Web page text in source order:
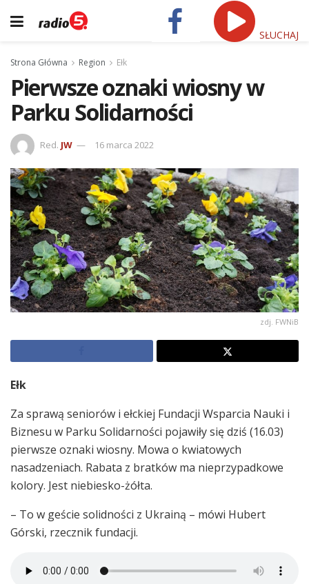
SŁUCHAJ
Strona Główna Region Ełk
Pierwsze oznaki wiosny w
Parku Solidarności
Red. JW 16 marca 2022
zdj. FWNiB
Ełk
Za sprawą seniorów i ełckiej Fundacji Wsparcia Nauki i
Biznesu w Parku Solidarności pojawiły się dziś (16.03)
pierwsze oznaki wiosny. Mowa o kwiatowych
nasadzeniach. Rabata z bratków ma nieprzypadkowe
kolory. Jest niebiesko-żółta.
– To w geście solidności z Ukrainą – mówi Hubert
Górski, rzecznik fundacji.